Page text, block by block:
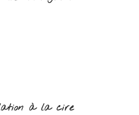
à la cire